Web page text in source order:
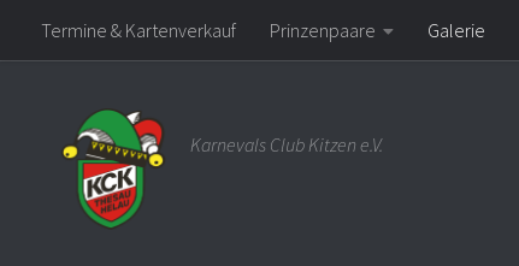
Zum Inhalt springen
Termine & Kartenverkauf Prinzenpaare Galerie
Karnevals Club Kitzen e.V.